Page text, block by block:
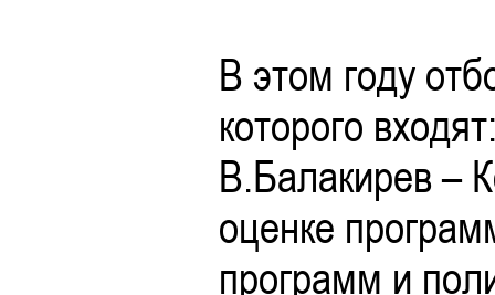
В этом году
которого
В.Балакирев –
оценке
программ и